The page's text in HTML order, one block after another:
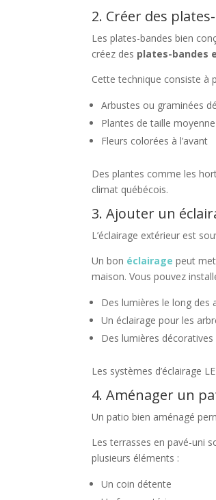
2. Créer des
Les plates-bandes bien
créez des plates-bandes
Cette technique consiste à
Arbustes ou graminées
Plantes de taille
Fleurs colorées à l’avant
Des plantes comme les
climat québécois.
3. Ajouter un
L’éclairage extérieur est
Un bon éclairage peut
maison. Vous pouvez
Des lumières le long des
Un éclairage pour les
Des lumières
Les systèmes d’éclairage
4. Aménager un
Un patio bien aménagé
Les terrasses en pavé-uni
plusieurs éléments :
Un coin détente